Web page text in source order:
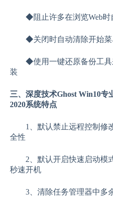
◆阻止许多在浏览Web时
◆关闭时自动清除开始菜
◆使用一键还原备份工具
装
三、深度技术Ghost Win10专
2020系统特点
1、默认禁止远程控制修
全性
2、默认开启快速启动模
秒速开机
3、清除任务管理器中多